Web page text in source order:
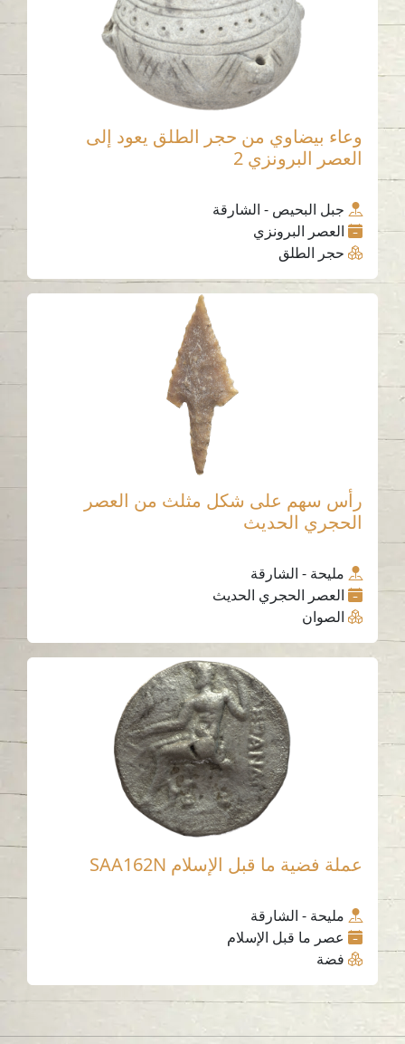
وعاء بيضاوي من حجر الطلق يعود إلى
العصر البرونزي 2
جبل البحيص - الشارقة
العصر البرونزي
حجر الطلق
رأس سهم على شكل مثلث من العصر
الحجري الحديث
مليحة - الشارقة
العصر الحجري الحديث
الصوان
عملة فضية ما قبل الإسلام SAA162N
مليحة - الشارقة
عصر ما قبل الإسلام
فضة